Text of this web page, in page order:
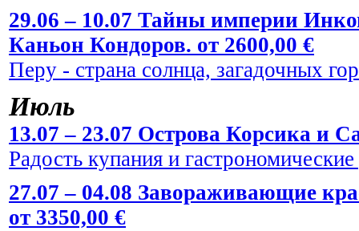
29.06 – 10.07 Тайны империи
Каньон Кондоров. от 2600,00 €
Перу - страна солнца, загадочных
Июль
13.07 – 23.07 Острова Корсика и
Радость купания и
27.07 – 04.08 Завораживающие
от 3350,00 €